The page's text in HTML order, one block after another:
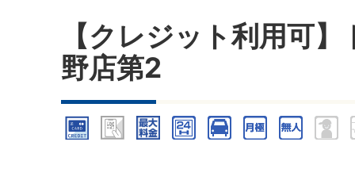
【クレジット利用可
野店第2